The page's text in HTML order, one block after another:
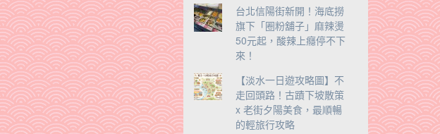
台北信陽街新開！海底撈
旗下「圈粉舖子」麻辣燙
50元起，酸辣上癮停不下
來！
【淡水一日遊攻略圖】不
走回頭路！古蹟下坡散策
x 老街夕陽美食，最順暢
的輕旅行攻略